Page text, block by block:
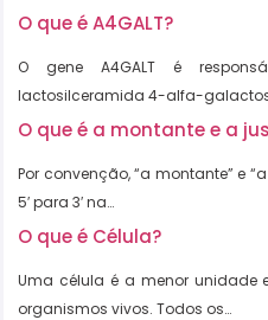
O que é A4GALT?
O gene A4GALT é
lactosilceramida 4-alfa-
O que é a montante e a
Por convenção, “a montante” e
5′ para 3′ na…
O que é Célula?
Uma célula é a menor unidade
organismos vivos. Todos os…